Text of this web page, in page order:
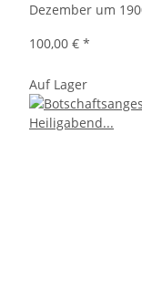
Dezember um
100,00 € *
Auf Lager